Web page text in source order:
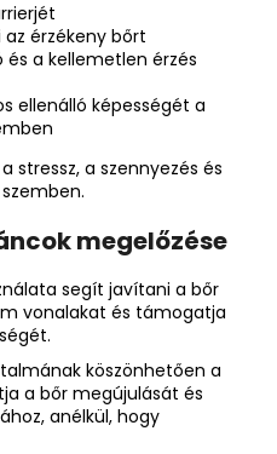
érzékeny bőrt
a kellemetlen érzés
ellenálló képességét a
stressz, a szennyezés és
megelőzése
segít javítani a bőr
vonalakat és támogatja
köszönhetően a
a bőr megújulását és
anélkül, hogy